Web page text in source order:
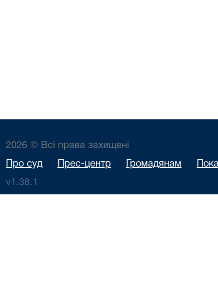
2026 © Всі права захищені
Про суд Прес-центр Громадянам
v1.38.1